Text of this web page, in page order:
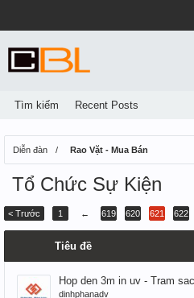
Diễn đàn Rao Vặt - Mua Bán
Tổ Chức Sự Kiện
< Trước 1 ← 619 620 621 622
Tiêu đề
Hop den 3m in uv - Tram
dinhphanadv
Tìm kiếm Recent Posts